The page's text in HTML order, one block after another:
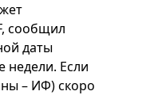
сообщил
даты
недели. Если
– ИФ) скоро